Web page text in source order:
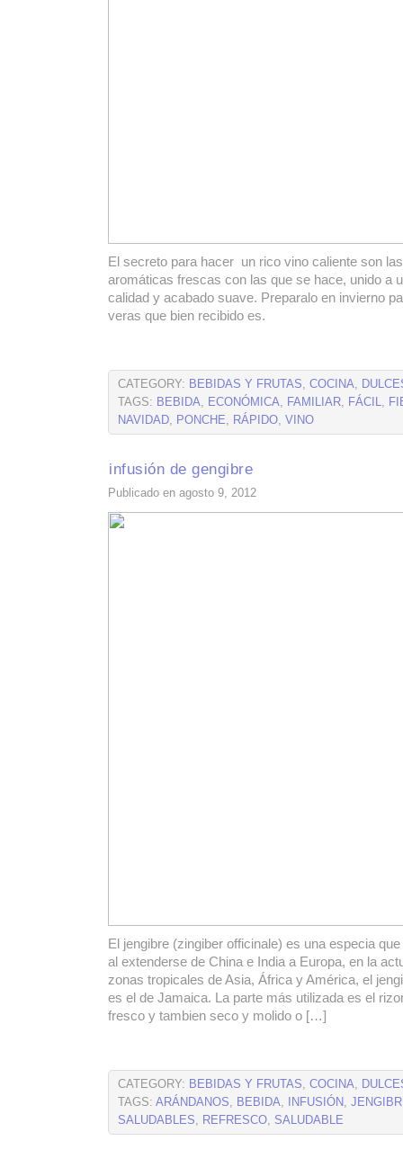
El secreto para hacer un rico vino caliente son
aromáticas frescas con las que se hace, unido a
calidad y acabado suave. Preparalo en invierno
veras que bien recibido es.
CATEGORY: BEBIDAS Y FRUTAS, COCINA,
TAGS: BEBIDA, ECONÓMICA, FAMILIAR, FÁCIL,
NAVIDAD, PONCHE, RÁPIDO, VINO
infusión de gengibre
Publicado en agosto 9, 2012
El jengibre (zingiber officinale) es una especia
al extenderse de China e India a Europa, en la
zonas tropicales de Asia, África y América, el
es el de Jamaica. La parte más utilizada es el
fresco y tambien seco y molido o […]
CATEGORY: BEBIDAS Y FRUTAS, COCINA,
TAGS: ARÁNDANOS, BEBIDA, INFUSIÓN,
SALUDABLES, REFRESCO, SALUDABLE